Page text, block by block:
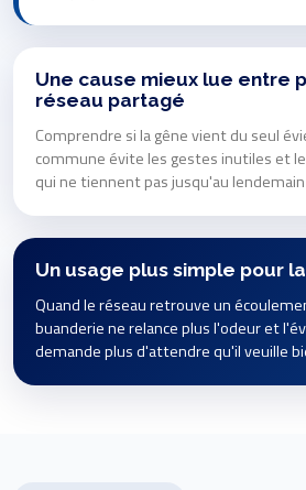
Une cause mieux lue entre
réseau partagé
Comprendre si la gêne vient du seul
commune évite les gestes inutiles et
qui ne tiennent pas jusqu'au
Un usage plus simple pour
Quand le réseau retrouve un
buanderie ne relance plus l'odeur et
demande plus d'attendre qu'il veuille